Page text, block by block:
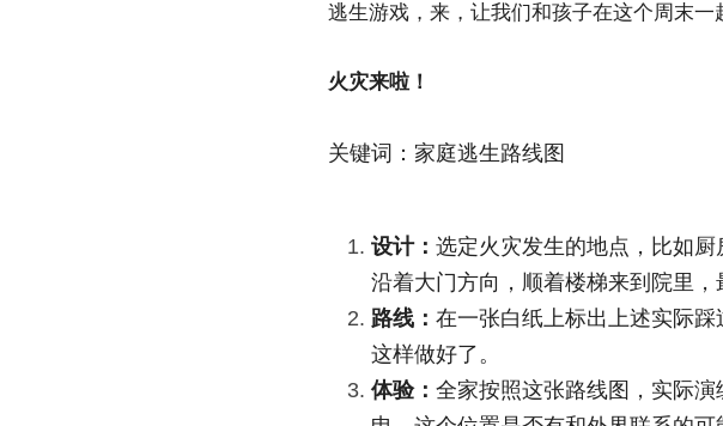
逃生游戏，来，让我们和孩子在这个周末一
火灾来啦！
关键词：家庭逃生路线图
设计： 选定火灾发生的地点，比如
沿着大门方向，顺着楼梯来到院里
路线： 在一张白纸上标出上述实际
这样做好了。
体验： 全家按照这张路线图，实际演